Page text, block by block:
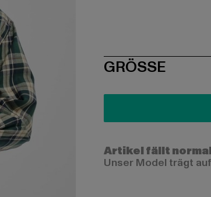
SIZE
GRÖSSE
Artikel fällt
Unser Model trägt